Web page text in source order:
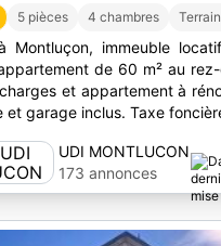
5 pièces 4 chambres
Montluçon, immeuble
de 60 m² au
et appartement à
et garage inclus. Taxe
UDI MONTLUCON
173 annonces